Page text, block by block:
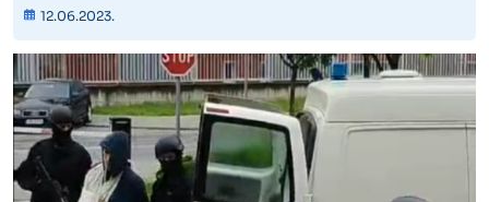
12.06.2023.